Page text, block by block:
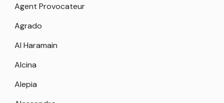
Agent Provocateur
Agrado
Al Haramain
Alcina
Alepia